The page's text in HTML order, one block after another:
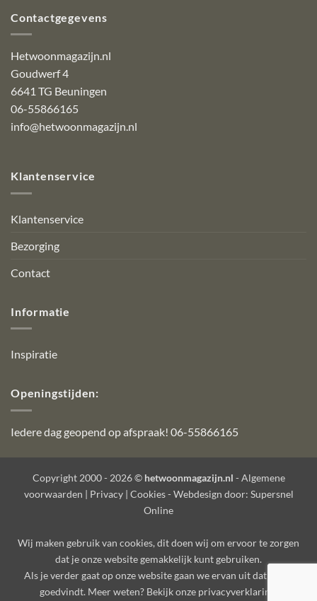
Contactgegevens
Hetwoonmagazijn.nl
Goudwerf 4
6641 TG Beuningen
06-55866165
info@hetwoonmagazijn.nl
Klantenservice
Klantenservice
Bezorging
Contact
Informatie
Inspiratie
Openingstijden:
Iedere dag geopend op afspraak! 06-55866165
Copyright 2000 - 2026 © hetwoonmagazijn.nl - Algemene
voorwaarden | Privacy| Cookies- Webdesign door: Supersnel
Online
Wij maken gebruik van cookies, dit doen wij om ervoor te zorgen
dat je onze website gemakkelijk kunt gebruiken.
Als je verder gaat op onze website gaan we ervan uit dat je dat
goedvindt. Meer weten? Bekijk onze privacyverklaring